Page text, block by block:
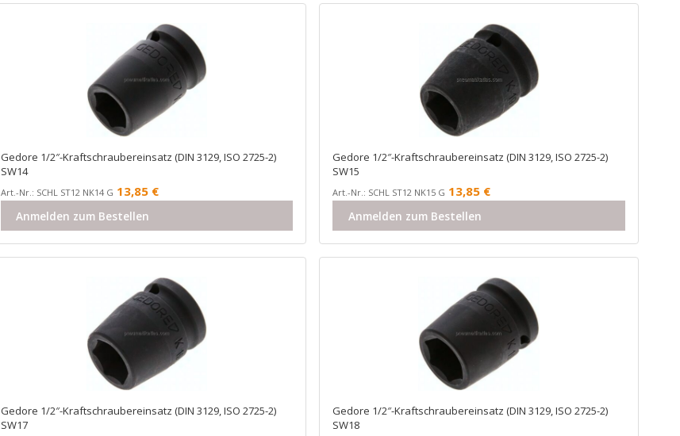
Gedore 1/2″-Kraftschraubereinsatz (DIN 3129, ISO 2725-2)
SW14
Art.-Nr.: SCHL ST12 NK14 G 13,85 €
Anmelden zum Bestellen
Gedore 1/2″-Kraftschraubereinsatz (DIN 3129, ISO 2725-2)
SW15
Art.-Nr.: SCHL ST12 NK15 G 13,85 €
Anmelden zum Bestellen
Gedore 1/2″-Kraftschraubereinsatz (DIN 3129, ISO 2725-2)
SW17
Gedore 1/2″-Kraftschraubereinsatz (DIN 3129, ISO 2725-2)
SW18